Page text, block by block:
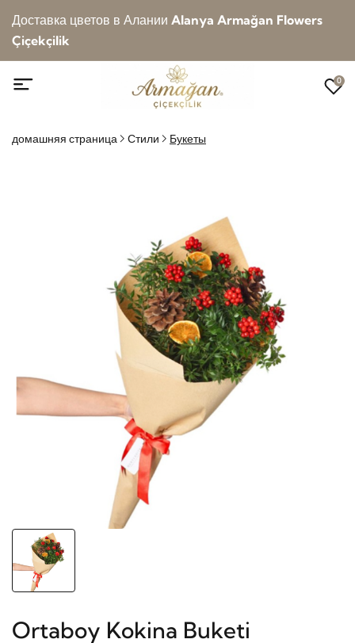
Доставка цветов в Алании Alanya Armağan Flowers
Çiçekçilik
0
домашняя страница Стили Букеты
Ortaboy Kokina Buketi